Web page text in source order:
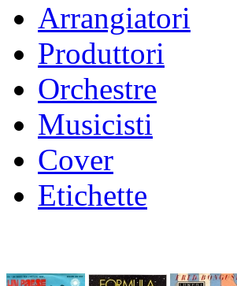
Arrangiatori
Produttori
Orchestre
Musicisti
Cover
Etichette